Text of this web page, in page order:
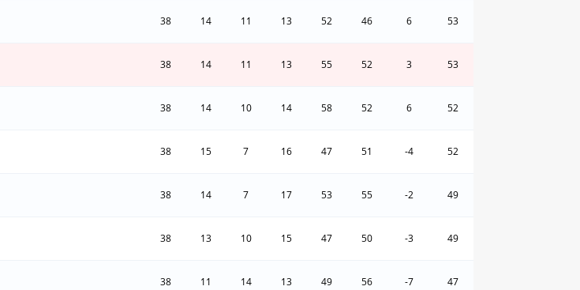
38 14 11 13 52 46 6 53
38 14 11 13 55 52 3 53
38 14 10 14 58 52 6 52
38 15 7 16 47 51 -4 52
38 14 7 17 53 55 -2 49
38 13 10 15 47 50 -3 49
38 11 14 13 49 56 -7 47